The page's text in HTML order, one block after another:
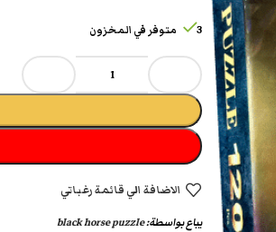
3 متوفر في المخزون
الاضافة الي قائمة رغباتي
يباع بواسطة:black horse puzzle